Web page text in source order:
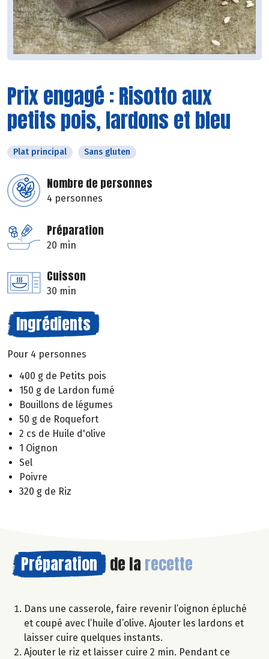
Prix engagé : Risotto aux
petits pois, lardons et bleu
Plat principal Sans gluten
Nombre de personnes
4 personnes
Préparation
20 min
Cuisson
30 min
Ingrédients
Pour 4 personnes
400 g de Petits pois
150 g de Lardon fumé
Bouillons de légumes
50 g de Roquefort
2 cs de Huile d'olive
1 Oignon
Sel
Poivre
320 g de Riz
Préparation de la recette
Dans une casserole, faire revenir l’oignon épluché
et coupé avec l’huile d’olive. Ajouter les lardons et
laisser cuire quelques instants.
Ajouter le riz et laisser cuire 2 min. Pendant ce